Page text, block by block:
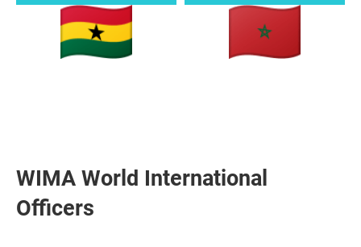
WIMA World International
Officers